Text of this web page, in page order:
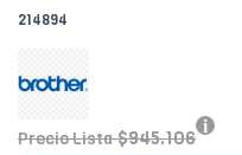
214894
Precio Lista $945.106